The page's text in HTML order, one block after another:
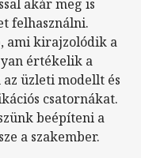
akár meg is
felhasználni.
ami kirajzolódik a
értékelik a
üzleti modellt és
csatornákat.
beépíteni a
a szakember.